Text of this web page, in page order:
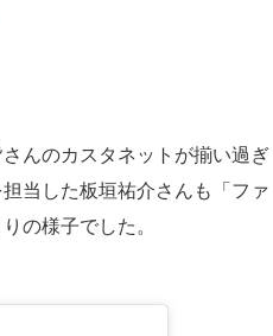
んのカスタネットが揃い過ぎ
当した板垣祐介さんも「ファ
の様子でした。